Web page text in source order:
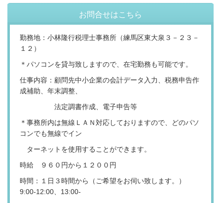
お問合せはこちら
勤務地：小林隆行税理士事務所（練馬区東大泉３－２３－
１２）
＊パソコンを貸与致しますので、在宅勤務も可能です。
仕事内容：顧問先中小企業の会計データ入力、税務申告作
成補助、年末調整、
法定調書作成、電子申告等
＊事務所内は無線ＬＡＮ対応しておりますので、どのパソ
コンでも無線でイン
ターネットを使用することができます。
時給 ９６０円から１２００円
時間：１日３時間から（ご希望をお伺い致します。）
9:00-12:00、13:00-